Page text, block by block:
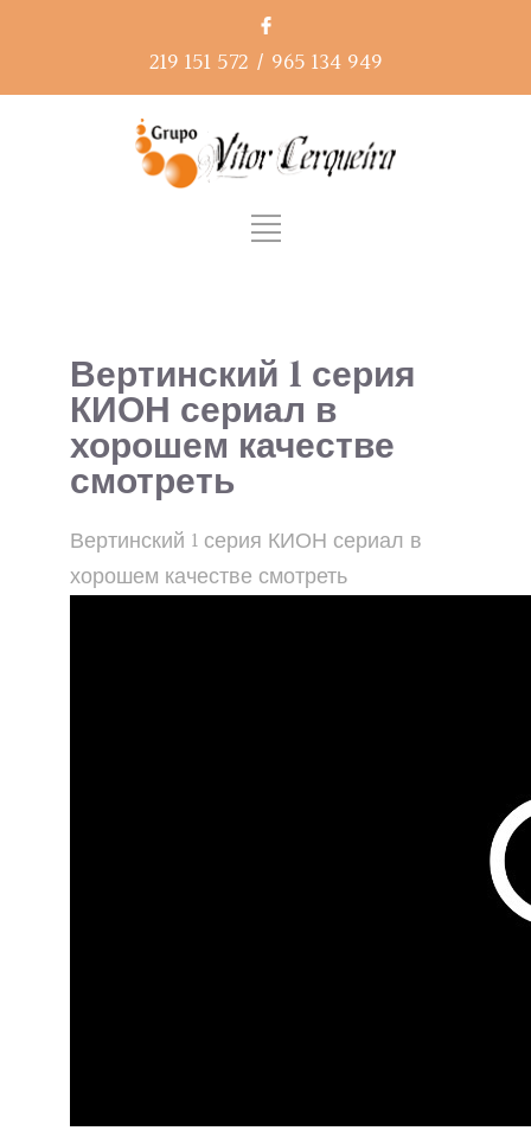
219 151 572 / 965 134 949
Вертинский 1 серия
КИОН сериал в
хорошем качестве
смотреть
Вертинский 1 серия КИОН сериал в
хорошем качестве смотреть